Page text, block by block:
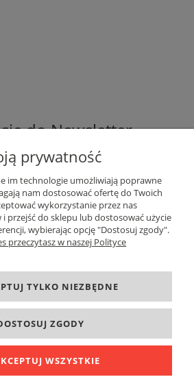
do Newsletter
ZAPISZ SIĘ
O FIRMIE
prywatność
im technologie umożliwiają poprawne
nam dostosować ofertę do Twoich
wykorzystanie przez nas
przejść do sklepu lub dostosować użycie
wybierając opcję "Dostosuj zgody".
przeczytasz w naszej Polityce
TYLKO NIEZBĘDNE
ZGODY
WSZYSTKIE